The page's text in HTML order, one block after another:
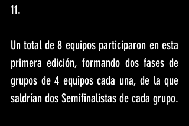
11.
Un total de 8 equipos participaron en esta
primera edición, formando dos fases de
grupos de 4 equipos cada una, de la que